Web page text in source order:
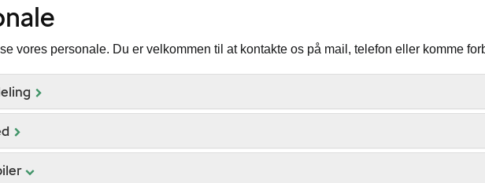
vores personale. Du er velkommen til at kontakte os på mail, telefon eller komme